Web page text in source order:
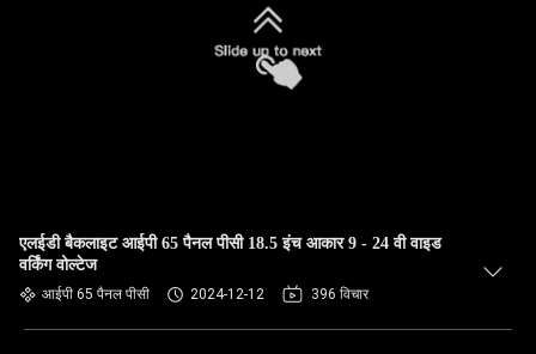
एलईडी बैकलाइट आईपी 65 पैनल पीसी 18.5 इंच आकार 9 - 24 वी वाइड
वर्किंग वोल्टेज
आईपी ​​65 पैनल पीसी 2024-12-12 396 विचार